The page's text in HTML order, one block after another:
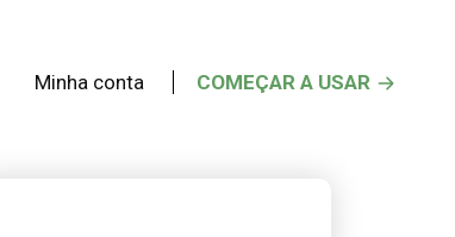
Minha conta COMEÇAR A USAR